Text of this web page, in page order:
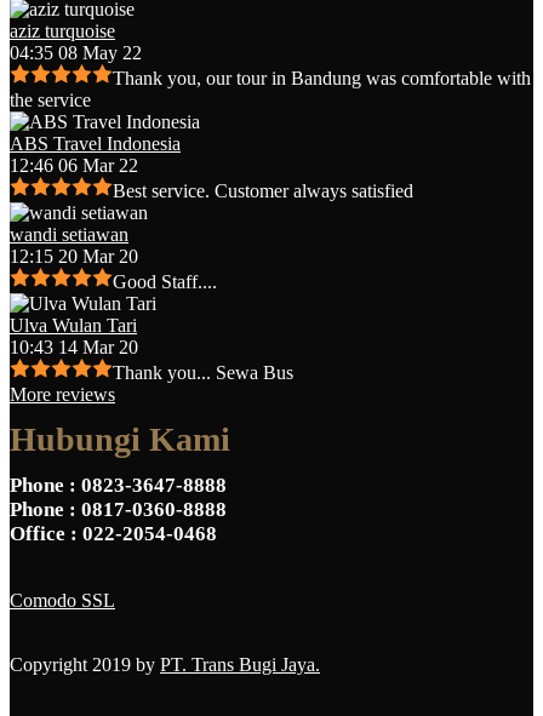
aziz turquoise
04:35 08 May 22
Thank you, our tour in Bandung was comfortable with
the service
ABS Travel Indonesia
12:46 06 Mar 22
Best service. Customer always satisfied
wandi setiawan
12:15 20 Mar 20
Good Staff....
Ulva Wulan Tari
10:43 14 Mar 20
Thank you... Sewa Bus
More reviews
Hubungi Kami
Phone : 0823-3647-8888
Phone : 0817-0360-8888
Office : 022-2054-0468
Comodo SSL
Copyright 2019 by PT. Trans Bugi Jaya.